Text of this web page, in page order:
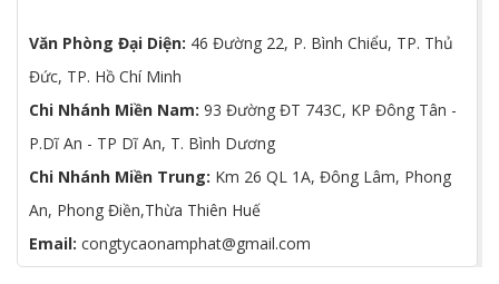
Văn Phòng Đại Diện: 46 Đường 22, P. Bình Chiểu, TP. Thủ
Đức, TP. Hồ Chí Minh
Chi Nhánh Miền Nam: 93 Đường ĐT 743C, KP Đông Tân -
P.Dĩ An - TP Dĩ An, T. Bình Dương
Chi Nhánh Miền Trung: Km 26 QL 1A, Đông Lâm, Phong
An, Phong Điền,Thừa Thiên Huế
Email: congtycaonamphat@gmail.com